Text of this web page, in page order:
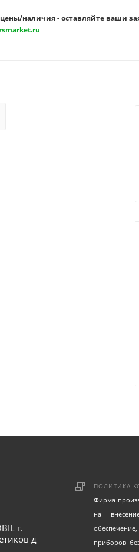
наличия - оставляйте ваши
г.
д
ПОЛИТИКА
Фирма-
на
приборов